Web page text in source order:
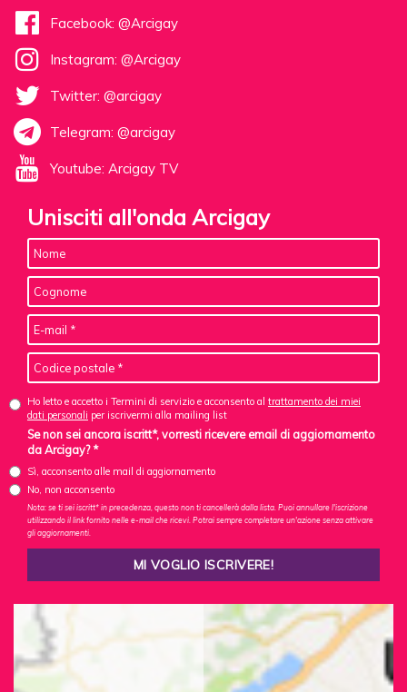
Facebook: @Arcigay
Instagram: @Arcigay
Twitter: @arcigay
Telegram: @arcigay
Youtube: Arcigay TV
Unisciti all'onda Arcigay
Ho letto e accetto i Termini di servizio e acconsento al trattamento dei miei
dati personali per iscrivermi alla mailing list
Se non sei ancora iscritt*, vorresti ricevere email di aggiornamento
da Arcigay? *
Sì, acconsento alle mail di aggiornamento
No, non acconsento
Nota: se ti sei iscritt* in precedenza, questo non ti cancellerà dalla lista. Puoi annullare l'iscrizione
utilizzando il link fornito nelle e-mail che ricevi. Potrai sempre completare un'azione senza attivare
gli aggiornamenti.